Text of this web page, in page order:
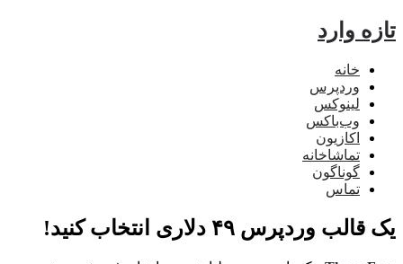
وارد
خانه
وردپرس
لینوکس
وب‌باکس
اکازیون
تماشاخانه
گوناگون
تماس
وردپرس ۴۹ دلاری انتخاب کنید!